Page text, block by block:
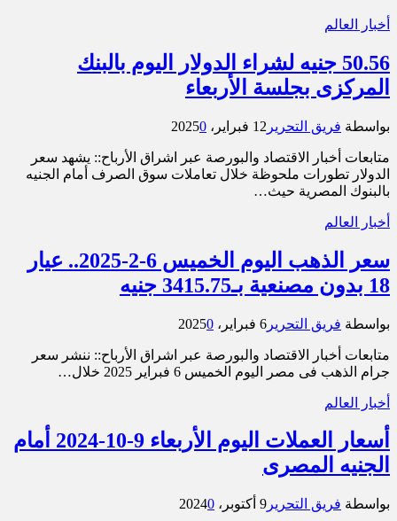
أخبار العالم
50.56 جنيه لشراء الدولار اليوم بالبنك
المركزى بجلسة الأربعاء
بواسطة فريق التحرير 12 فبراير، 2025 0
متابعات أخبار الاقتصاد والبورصة عبر اشراق الأرباح:: يشهد سعر
الدولار تطورات ملحوظة خلال تعاملات سوق الصرف أمام الجنيه
بالبنوك المصرية حيث…
أخبار العالم
سعر الذهب اليوم الخميس 6-2-2025.. عيار
18 بدون مصنعية بـ3415.75 جنيه
بواسطة فريق التحرير 6 فبراير، 2025 0
متابعات أخبار الاقتصاد والبورصة عبر اشراق الأرباح:: ننشر سعر
جرام الذهب فى مصر اليوم الخميس 6 فبراير 2025 خلال…
أخبار العالم
أسعار العملات اليوم الأربعاء 9-10-2024 أمام
الجنيه المصرى
بواسطة فريق التحرير 9 أكتوبر، 2024 0